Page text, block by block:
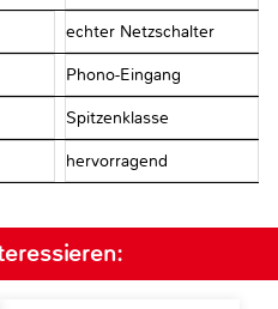
echter Netzschalter
Phono-Eingang
Spitzenklasse
hervorragend